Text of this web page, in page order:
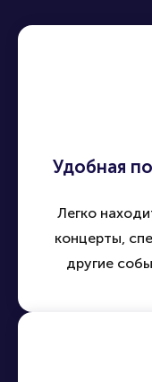
Удобная
Легко
концерты,
другие